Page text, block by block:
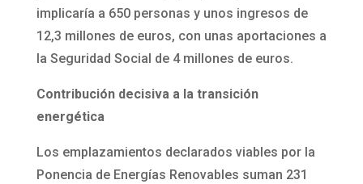
implicaría a 650 personas y unos ingresos de
12,3 millones de euros, con unas aportaciones a
la Seguridad Social de 4 millones de euros.
Contribución decisiva a la transición
energética
Los emplazamientos declarados viables por la
Ponencia de Energías Renovables suman 231